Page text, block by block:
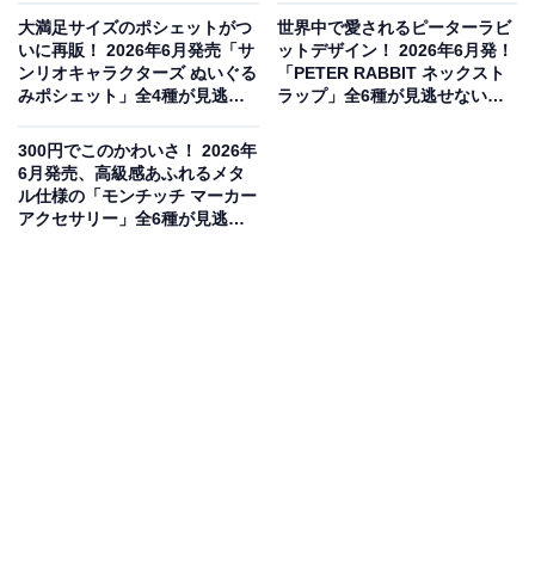
円）。全5種のラインアップとなっています。
い【最新ガチャ情報】
大満足サイズのポシェットがつ
いに再販！ 2026年6月発売「サ
ンリオキャラクターズ ぬいぐる
みポシェット」全4種が見逃せ
世界中で愛されるピーターラビ
ットデザイン！ 2026年6月発！
「PETER RABBIT ネックスト
ラップ」全6種が見逃せない
300円でこのかわいさ！ 2026年
6月発売、高級感あふれるメタ
ル仕様の「モンチッチ マーカー
アクセサリー」全6種が見逃せ